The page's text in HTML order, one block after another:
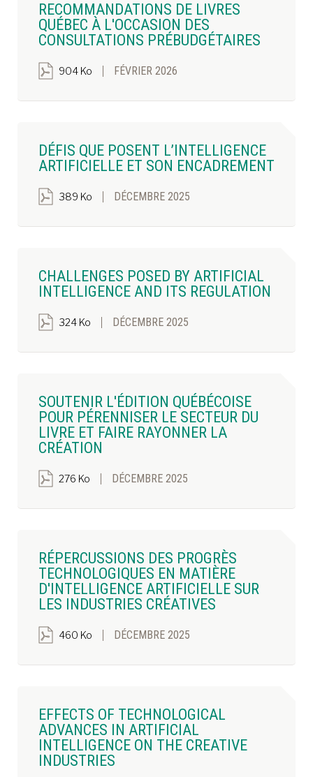
RECOMMANDATIONS DE LIVRES
QUÉBEC À L'OCCASION DES
CONSULTATIONS PRÉBUDGÉTAIRES
904 Ko FÉVRIER 2026
DÉFIS QUE POSENT L’INTELLIGENCE
ARTIFICIELLE ET SON ENCADREMENT
389 Ko DÉCEMBRE 2025
CHALLENGES POSED BY ARTIFICIAL
INTELLIGENCE AND ITS REGULATION
324 Ko DÉCEMBRE 2025
SOUTENIR L'ÉDITION QUÉBÉCOISE
POUR PÉRENNISER LE SECTEUR DU
LIVRE ET FAIRE RAYONNER LA
CRÉATION
276 Ko DÉCEMBRE 2025
RÉPERCUSSIONS DES PROGRÈS
TECHNOLOGIQUES EN MATIÈRE
D'INTELLIGENCE ARTIFICIELLE SUR
LES INDUSTRIES CRÉATIVES
460 Ko DÉCEMBRE 2025
EFFECTS OF TECHNOLOGICAL
ADVANCES IN ARTIFICIAL
INTELLIGENCE ON THE CREATIVE
INDUSTRIES